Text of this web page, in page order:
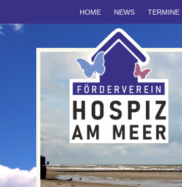
HOME NEWS TERMINE